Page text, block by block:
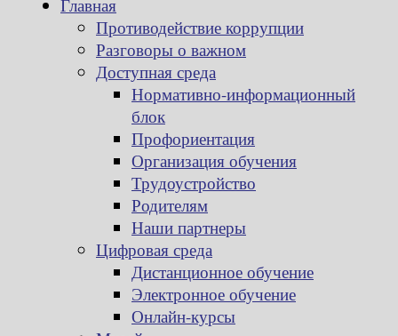
Главная
Противодействие коррупции
Разговоры о важном
Доступная среда
Нормативно-информационный
блок
Профориентация
Организация обучения
Трудоустройство
Родителям
Наши партнеры
Цифровая среда
Дистанционное обучение
Электронное обучение
Онлайн-курсы